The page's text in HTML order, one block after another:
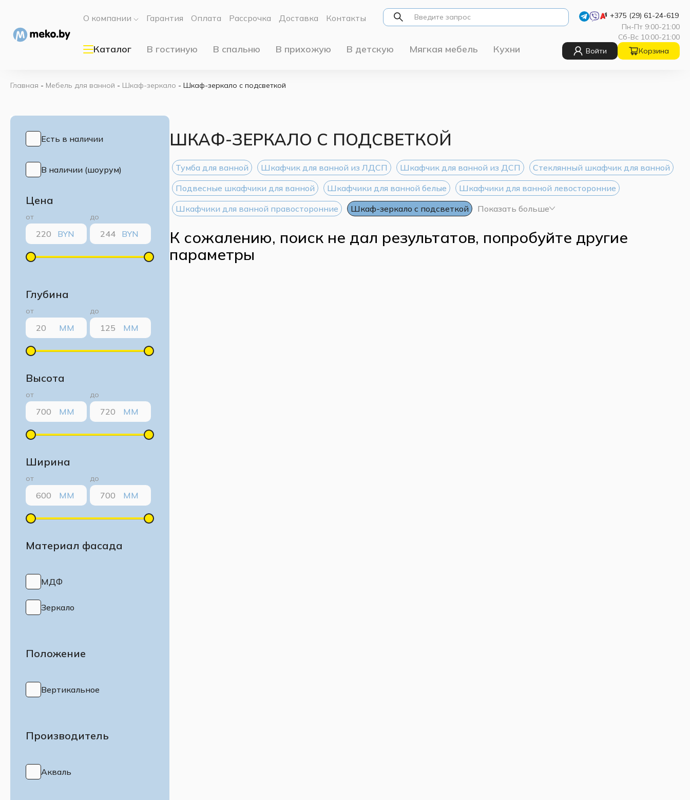
О компании Гарантия Оплата Рассрочка Доставка Контакты
+375 (29) 61-24-619
Пн-Пт 9:00-21:00
Сб-Вс 10:00-21:00
Каталог В гостиную В спальню В прихожую В детскую Мягкая мебель Кухни Войти Корзина
Главная - Мебель для ванной - Шкаф-зеркало - Шкаф-зеркало с подсветкой
Есть в наличии
В наличии (шоурум)
Цена
от
BYN
до
BYN
Глубина
от
ММ
до
ММ
Высота
от
ММ
до
ММ
Ширина
от
ММ
до
ММ
Материал фасада
МДФ
Зеркало
Положение
Вертикальное
Производитель
Акваль
ШКАФ-ЗЕРКАЛО С ПОДСВЕТКОЙ
Тумба для ванной Шкафчик для ванной из ЛДСП Шкафчик для ванной из ДСП
Стеклянный шкафчик для ванной
Подвесные шкафчики для ванной
Шкафчики для ванной белые
Шкафчики для ванной левосторонние
Шкафчики для ванной правосторонние
Шкаф-зеркало с подсветкой Показать больше
К сожалению, поиск не дал результатов, попробуйте другие
параметры